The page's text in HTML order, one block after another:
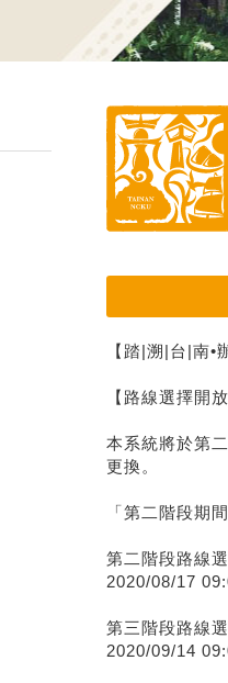
【踏|溯|台|南•
【路線選擇開
本系統將於第
更換。
「第二階段期
第二階段路線選
2020/08/17
第三階段路線選
2020/09/14